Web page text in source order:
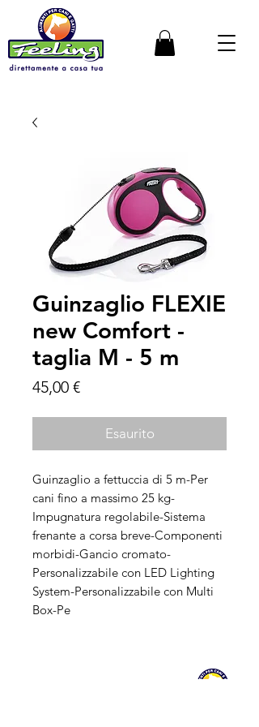
Guinzaglio FLEXIE
new Comfort -
taglia M - 5 m
45,00 €Prezzo
Esaurito
Guinzaglio a fettuccia di 5 m-Per
cani fino a massimo 25 kg-
Impugnatura regolabile-Sistema
frenante a corsa breve-Componenti
morbidi-Gancio cromato-
Personalizzabile con LED Lighting
System-Personalizzabile con Multi
Box-Pe